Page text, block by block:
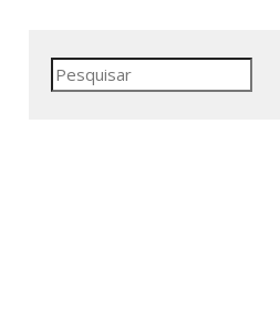
Pesquisar